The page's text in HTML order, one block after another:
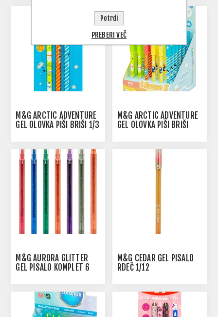
M&G ARCTIC ADVENTURE
GEL OLOVKA PIŠI BRIŠI 1/3
M&G ARCTIC ADVENTURE
GEL OLOVKA PIŠI BRIŠI
M&G AURORA GLITTER
GEL PISALO KOMPLET 6
M&G CEDAR GEL PISALO
RDEČ 1/12
Potrdi
PREBERI VEČ